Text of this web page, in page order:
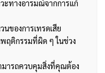
ะทางอารมณ์จากการแก้
ของการเทรดเสีย
ฤติกรรมที่ผิด ๆ ในช่วง
มารถควบคุมสิ่งที่คุณต้อง